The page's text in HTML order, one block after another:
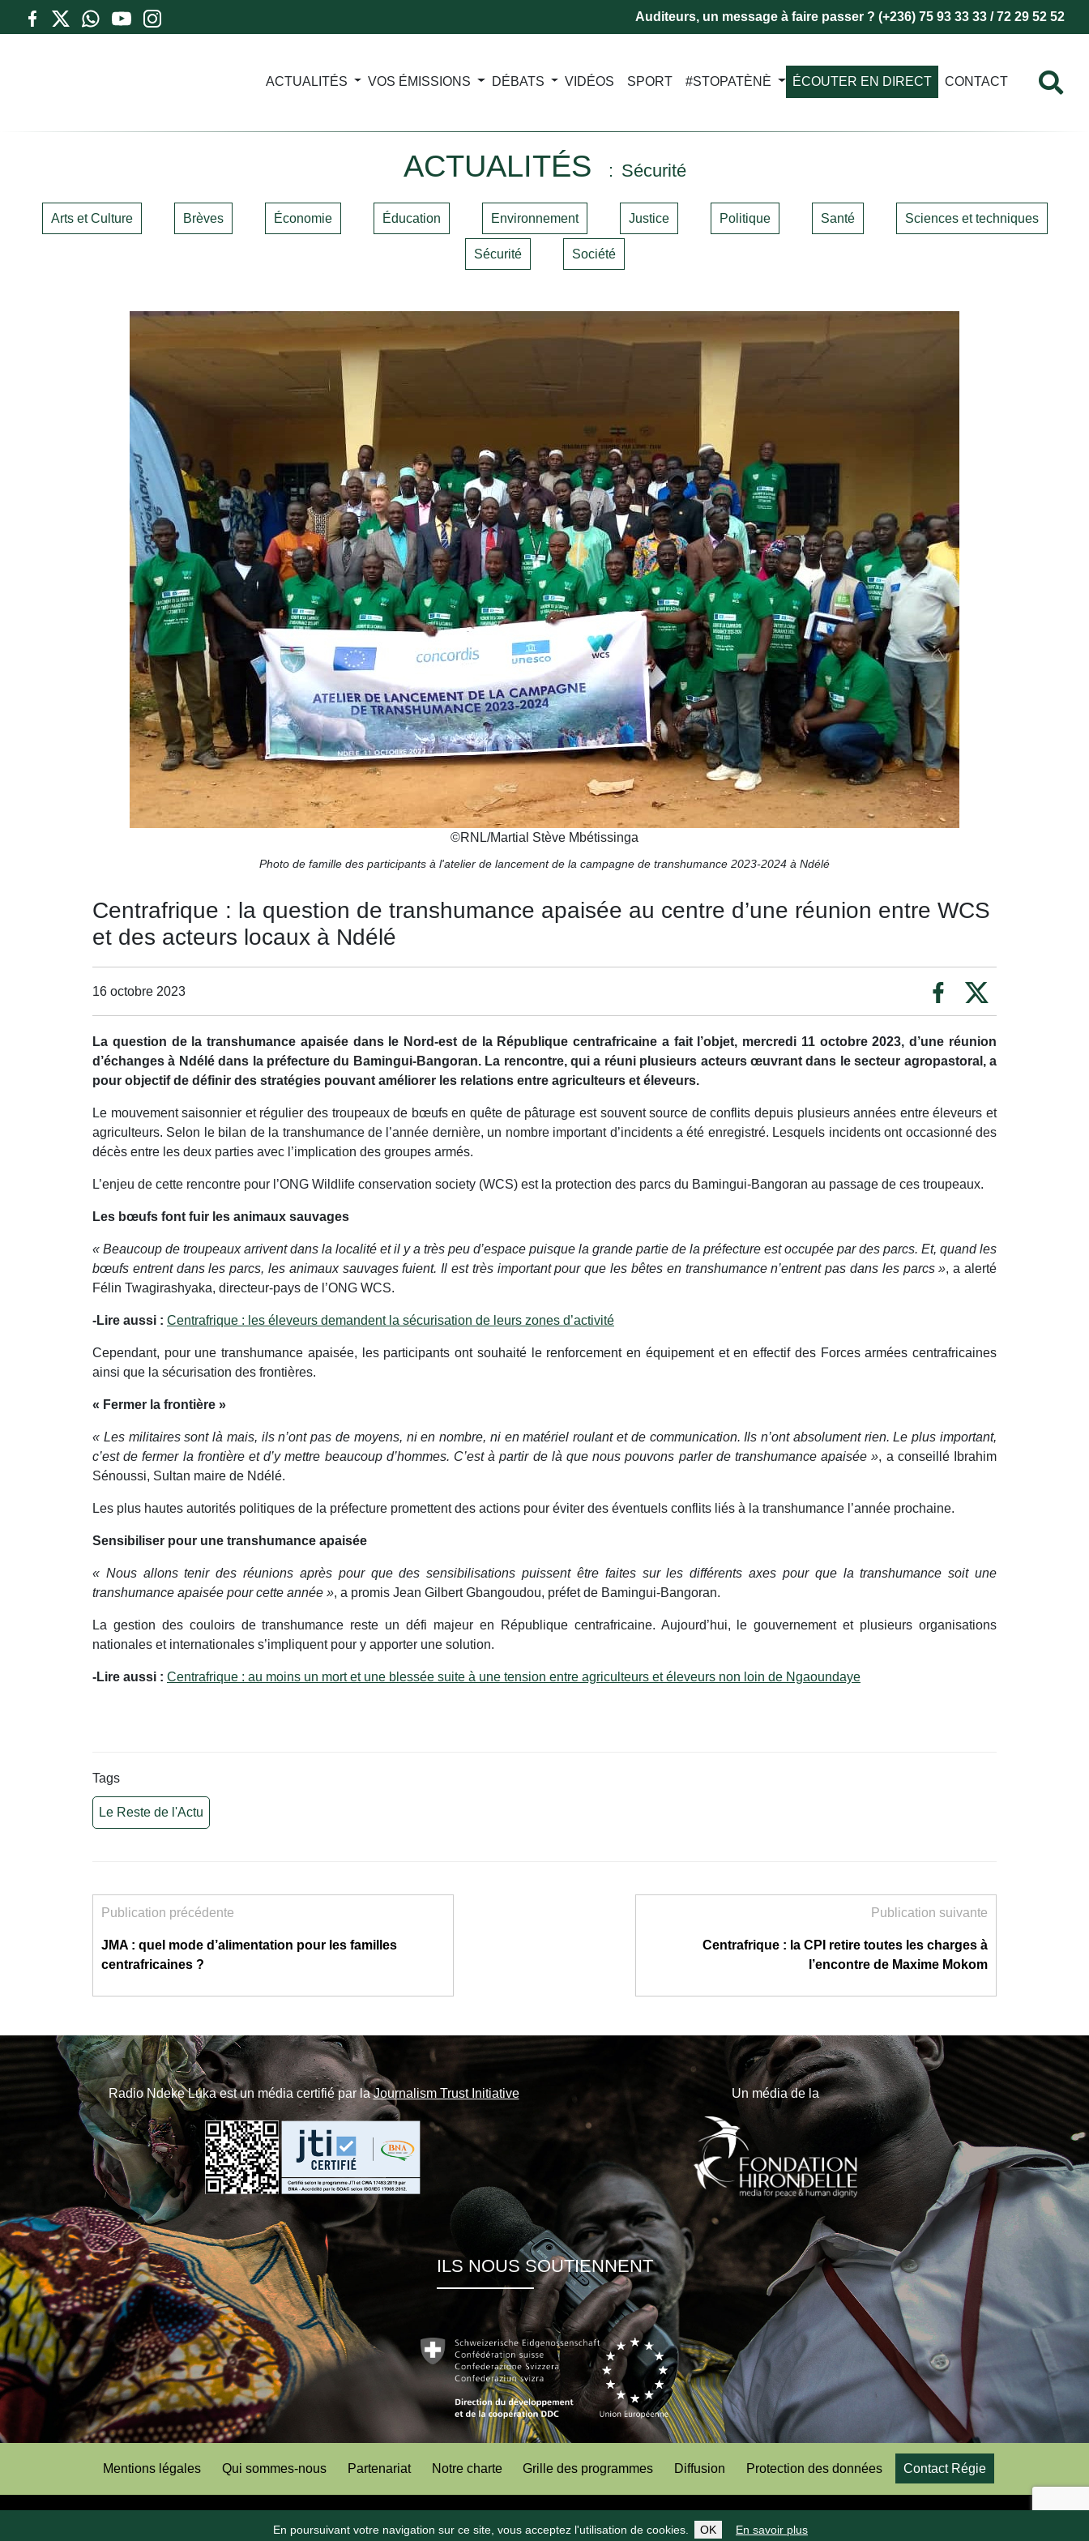
En poursuivant votre navigation sur ce site, vous acceptez l'utilisation de cookies. OK En savoir plus
Abonnez-vous à notre chaîne WhatsApp
Auditeurs, un message à faire passer ? (+236) 75 93 33 33 / 72 29 52 52
ACTUALITÉS VOS ÉMISSIONS DÉBATS VIDÉOS SPORT #STOPATÈNÈ ÉCOUTER EN DIRECT CONTACT
ACTUALITÉS Sécurité
Arts et Culture Brèves Économie Éducation Environnement Justice Politique Santé Sciences et techniques
Sécurité Société
©RNL/Martial Stève Mbétissinga
Photo de famille des participants à l'atelier de lancement de la campagne de transhumance 2023-2024 à Ndélé
Centrafrique : la question de transhumance apaisée au centre d’une réunion entre WCS
et des acteurs locaux à Ndélé
16 octobre 2023
La question de la transhumance apaisée dans le Nord-est de la République centrafricaine a fait l’objet, mercredi 11 octobre 2023, d’une réunion
d’échanges à Ndélé dans la préfecture du Bamingui-Bangoran. La rencontre, qui a réuni plusieurs acteurs œuvrant dans le secteur agropastoral, a
pour objectif de définir des stratégies pouvant améliorer les relations entre agriculteurs et éleveurs.
Le mouvement saisonnier et régulier des troupeaux de bœufs en quête de pâturage est souvent source de conflits depuis plusieurs années entre éleveurs et
agriculteurs. Selon le bilan de la transhumance de l’année dernière, un nombre important d’incidents a été enregistré. Lesquels incidents ont occasionné des
décès entre les deux parties avec l’implication des groupes armés.
L’enjeu de cette rencontre pour l’ONG Wildlife conservation society (WCS) est la protection des parcs du Bamingui-Bangoran au passage de ces troupeaux.
Les bœufs font fuir les animaux sauvages
« Beaucoup de troupeaux arrivent dans la localité et il y a très peu d’espace puisque la grande partie de la préfecture est occupée par des parcs. Et, quand les
bœufs entrent dans les parcs, les animaux sauvages fuient. Il est très important pour que les bêtes en transhumance n’entrent pas dans les parcs », a alerté
Félin Twagirashyaka, directeur-pays de l’ONG WCS.
-Lire aussi : Centrafrique : les éleveurs demandent la sécurisation de leurs zones d’activité
Cependant, pour une transhumance apaisée, les participants ont souhaité le renforcement en équipement et en effectif des Forces armées centrafricaines
ainsi que la sécurisation des frontières.
« Fermer la frontière »
« Les militaires sont là mais, ils n’ont pas de moyens, ni en nombre, ni en matériel roulant et de communication. Ils n’ont absolument rien. Le plus important,
c’est de fermer la frontière et d’y mettre beaucoup d’hommes. C’est à partir de là que nous pouvons parler de transhumance apaisée », a conseillé Ibrahim
Sénoussi, Sultan maire de Ndélé.
Les plus hautes autorités politiques de la préfecture promettent des actions pour éviter des éventuels conflits liés à la transhumance l’année prochaine.
Sensibiliser pour une transhumance apaisée
« Nous allons tenir des réunions après pour que des sensibilisations puissent être faites sur les différents axes pour que la transhumance soit une
transhumance apaisée pour cette année », a promis Jean Gilbert Gbangoudou, préfet de Bamingui-Bangoran.
La gestion des couloirs de transhumance reste un défi majeur en République centrafricaine. Aujourd’hui, le gouvernement et plusieurs organisations
nationales et internationales s’impliquent pour y apporter une solution.
-Lire aussi : Centrafrique : au moins un mort et une blessée suite à une tension entre agriculteurs et éleveurs non loin de Ngaoundaye
Tags
Le Reste de l'Actu
Publication précédente
JMA : quel mode d’alimentation pour les familles
centrafricaines ?
Publication suivante
Centrafrique : la CPI retire toutes les charges à
l’encontre de Maxime Mokom
Radio Ndeke Luka est un média certifié par laJournalism Trust Initiative Un média de la
ILS NOUS SOUTIENNENT
Mentions légales Qui sommes-nous Partenariat Notre charte Grille des programmes Diffusion Protection des données Contact Régie